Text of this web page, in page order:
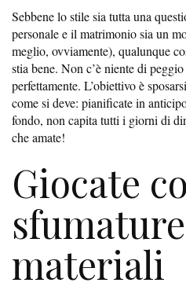
Sebbene lo stile sia tutta una
personale e il matrimonio sia un
meglio, ovviamente), qualunque
stia bene. Non c’è niente di
perfettamente. L’obiettivo è
come si deve: pianificate in
fondo, non capita tutti i giorni di
che amate!
Giocate
materiali